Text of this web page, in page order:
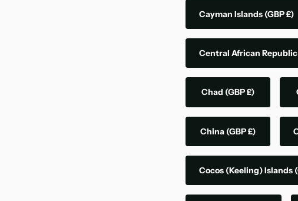
Cayman Islands (GBP £)
Central African Republic
Chad (GBP £)
China (GBP £)
Cocos (Keeling) Islands